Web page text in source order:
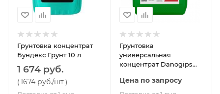
Грунтовка концентрат
Бундекс Грунт 10 л
1 674 руб.
(1674 руб./шт)
Грунтовка
универсальная
концентрат Danogips
Цена по запросу